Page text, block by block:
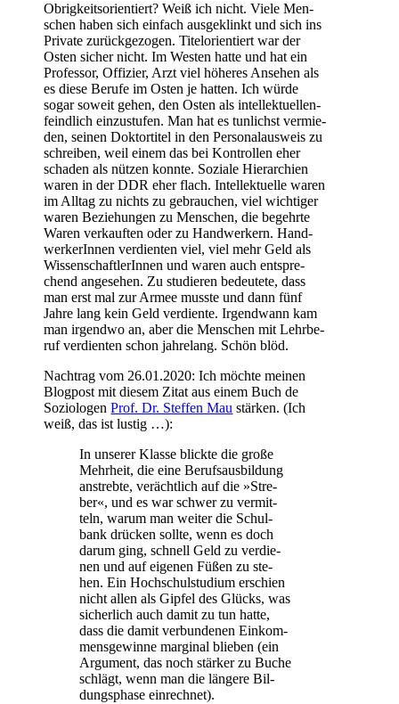
Obrig­keits­ori­en­tiert? Weiß ich nicht. Vie­le Men­
schen haben sich ein­fach aus­ge­klinkt und sich ins
Pri­va­te zurück­ge­zo­gen. Titel­ori­en­tiert war der
Osten sicher nicht. Im Wes­ten hat­te und hat ein
Pro­fes­sor, Offi­zier, Arzt viel höhe­res Anse­hen als
es die­se Beru­fe im Osten je hat­ten. Ich wür­de
sogar soweit gehen, den Osten als intel­lek­tu­el­len­
feind­lich ein­zu­stu­fen. Man hat es tun­lichst ver­mie­
den, sei­nen Dok­tor­ti­tel in den Per­so­nal­aus­weis zu
schrei­ben, weil einem das bei Kon­trol­len eher
scha­den als nüt­zen konn­te. Sozia­le Hier­ar­chien
waren in der DDR eher flach. Intel­lek­tu­el­le waren
im All­tag zu nichts zu gebrau­chen, viel wich­ti­ger
waren Bezie­hun­gen zu Men­schen, die begehr­te
Waren ver­kauf­ten oder zu Hand­wer­kern. Hand­
wer­ke­rIn­nen ver­dien­ten viel, viel mehr Geld als
Wis­sen­schaft­le­rIn­nen und waren auch ent­spre­
chend ange­se­hen. Zu stu­die­ren bedeu­te­te, dass
man erst mal zur Armee muss­te und dann fünf
Jah­re lang kein Geld ver­dien­te. Irgend­wann kam
man irgend­wo an, aber die Men­schen mit Lehr­be­
ruf ver­dien­ten schon jah­re­lang. Schön blöd.
Nach­trag vom 26.01.2020: Ich möch­te mei­nen
Blog­post mit die­sem Zitat aus einem Buch de
Sozio­lo­genProf. Dr. Stef­fen Mau stär­ken. (Ich
weiß, das ist lustig …):
In unse­rer Klas­se blick­te die gro­ße
Mehr­heit, die eine Berufs­aus­bil­dung
anstreb­te, ver­ächt­lich auf die »Stre­
ber«, und es war schwer zu ver­mit­
teln, war­um man wei­ter die Schul­
bank drü­cken soll­te, wenn es doch
dar­um ging, schnell Geld zu ver­die­
nen und auf eige­nen Füßen zu ste­
hen. Ein Hoch­schul­stu­di­um erschien
nicht allen als Gip­fel des Glücks, was
sicher­lich auch damit zu tun hat­te,
dass die damit ver­bun­de­nen Ein­kom­
mens­ge­win­ne mar­gi­nal blie­ben (ein
Argu­ment, das noch stär­ker zu Buche
schlägt, wenn man die län­ge­re Bil­
dungs­pha­se einrechnet).